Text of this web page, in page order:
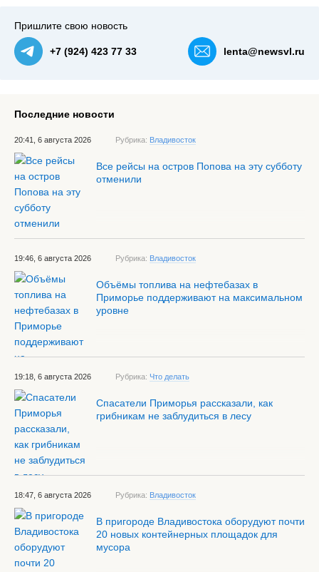
Пришлите свою новость
+7 (924) 423 77 33 lenta@newsvl.ru
Последние новости
20:41, 6 августа 2026 Рубрика: Владивосток
Все рейсы на остров Попова на эту субботу
отменили
19:46, 6 августа 2026 Рубрика: Владивосток
Объёмы топлива на нефтебазах в
Приморье поддерживают на максимальном
уровне
19:18, 6 августа 2026 Рубрика: Что делать
Спасатели Приморья рассказали, как
грибникам не заблудиться в лесу
18:47, 6 августа 2026 Рубрика: Владивосток
В пригороде Владивостока оборудуют почти
20 новых контейнерных площадок для
мусора